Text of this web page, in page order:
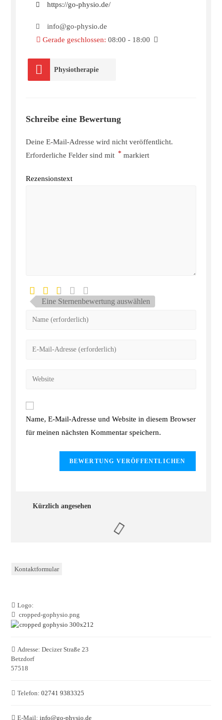
https://go-physio.de/
info@go-physio.de
Gerade geschlossen: 08:00 - 18:00
Physiotherapie
Schreibe eine Bewertung
Deine E-Mail-Adresse wird nicht veröffentlicht.
Erforderliche Felder sind mit * markiert
Rezensionstext
Eine Sternenbewertung auswählen
Name, E-Mail-Adresse und Website in diesem Browser
für meinen nächsten Kommentar speichern.
Kürzlich angesehen
Kontaktformular
Logo:
cropped-gophysio.png
Adresse: Decizer Straße 23
Betzdorf
57518
Telefon: 02741 9383325
E-Mail: info@go-physio.de